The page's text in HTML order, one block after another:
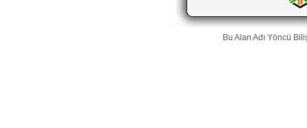
Bu Alan Adı Yöncü